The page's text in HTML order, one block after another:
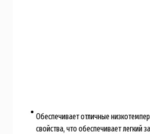
Обеспечивает отличные
свойства, что обеспечивает легкий